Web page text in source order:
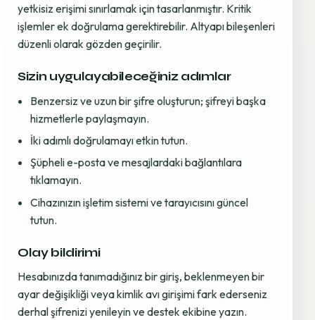
yetkisiz erişimi sınırlamak için tasarlanmıştır. Kritik
işlemler ek doğrulama gerektirebilir. Altyapı bileşenleri
düzenli olarak gözden geçirilir.
Sizin uygulayabileceğiniz adımlar
Benzersiz ve uzun bir şifre oluşturun; şifreyi başka
hizmetlerle paylaşmayın.
İki adımlı doğrulamayı etkin tutun.
Şüpheli e-posta ve mesajlardaki bağlantılara
tıklamayın.
Cihazınızın işletim sistemi ve tarayıcısını güncel
tutun.
Olay bildirimi
Hesabınızda tanımadığınız bir giriş, beklenmeyen bir
ayar değişikliği veya kimlik avı girişimi fark ederseniz
derhal şifrenizi yenileyin ve destek ekibine yazın.